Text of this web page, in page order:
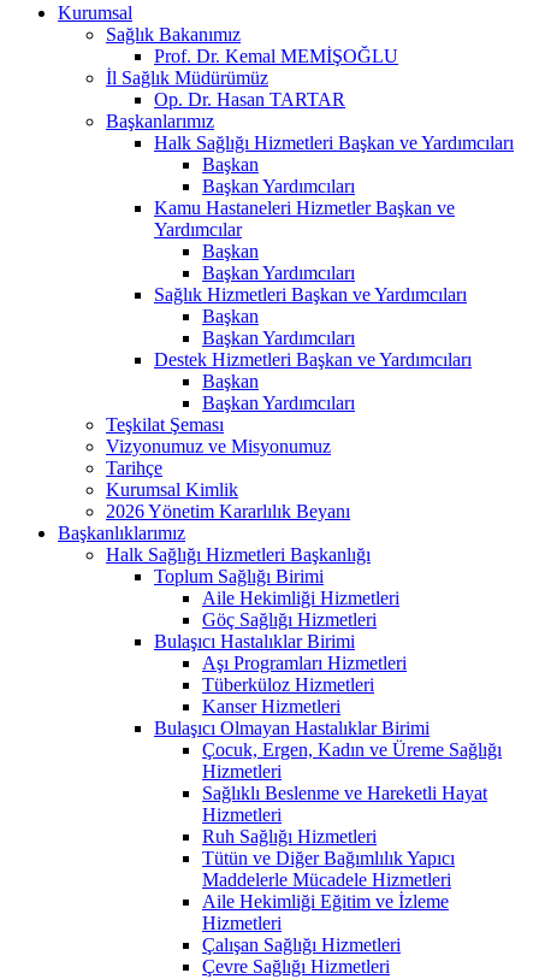
Kurumsal
Sağlık Bakanımız
Prof. Dr. Kemal MEMİŞOĞLU
İl Sağlık Müdürümüz
Op. Dr. Hasan TARTAR
Başkanlarımız
Halk Sağlığı Hizmetleri Başkan ve Yardımcıları
Başkan
Başkan Yardımcıları
Kamu Hastaneleri Hizmetler Başkan ve
Yardımcılar
Başkan
Başkan Yardımcıları
Sağlık Hizmetleri Başkan ve Yardımcıları
Başkan
Başkan Yardımcıları
Destek Hizmetleri Başkan ve Yardımcıları
Başkan
Başkan Yardımcıları
Teşkilat Şeması
Vizyonumuz ve Misyonumuz
Tarihçe
Kurumsal Kimlik
2026 Yönetim Kararlılık Beyanı
Başkanlıklarımız
Halk Sağlığı Hizmetleri Başkanlığı
Toplum Sağlığı Birimi
Aile Hekimliği Hizmetleri
Göç Sağlığı Hizmetleri
Bulaşıcı Hastalıklar Birimi
Aşı Programları Hizmetleri
Tüberküloz Hizmetleri
Kanser Hizmetleri
Bulaşıcı Olmayan Hastalıklar Birimi
Çocuk, Ergen, Kadın ve Üreme Sağlığı
Hizmetleri
Sağlıklı Beslenme ve Hareketli Hayat
Hizmetleri
Ruh Sağlığı Hizmetleri
Tütün ve Diğer Bağımlılık Yapıcı
Maddelerle Mücadele Hizmetleri
Aile Hekimliği Eğitim ve İzleme
Hizmetleri
Çalışan Sağlığı Hizmetleri
Çevre Sağlığı Hizmetleri